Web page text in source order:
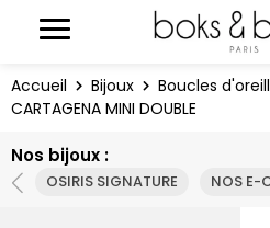
Accueil Bijoux
Boucles
CARTAGENA MINI DOUBLE
Nos bijoux :
OSIRIS SIGNATURE NOS E-
Panneau de gestion des